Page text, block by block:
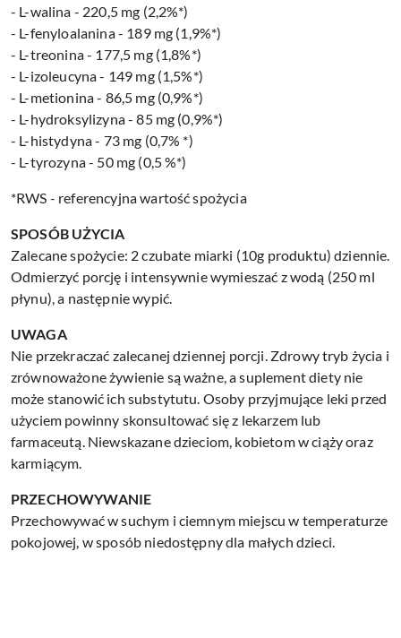
- L-walina - 220,5 mg (2,2%*)
- L-fenyloalanina - 189 mg (1,9%*)
- L-treonina - 177,5 mg (1,8%*)
- L-izoleucyna - 149 mg (1,5%*)
- L-metionina - 86,5 mg (0,9%*)
- L-hydroksylizyna - 85 mg (0,9%*)
- L-histydyna - 73 mg (0,7% *)
- L-tyrozyna - 50 mg (0,5 %*)
*RWS - referencyjna wartość spożycia
SPOSÓB UŻYCIA
Zalecane spożycie: 2 czubate miarki (10g produktu) dziennie.
Odmierzyć porcję i intensywnie wymieszać z wodą (250 ml
płynu), a następnie wypić.
UWAGA
Nie przekraczać zalecanej dziennej porcji. Zdrowy tryb życia i
zrównoważone żywienie są ważne, a suplement diety nie
może stanowić ich substytutu. Osoby przyjmujące leki przed
użyciem powinny skonsultować się z lekarzem lub
farmaceutą. Niewskazane dzieciom, kobietom w ciąży oraz
karmiącym.
PRZECHOWYWANIE
Przechowywać w suchym i ciemnym miejscu w temperaturze
pokojowej, w sposób niedostępny dla małych dzieci.